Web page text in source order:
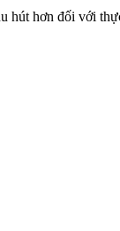
hơn đối với